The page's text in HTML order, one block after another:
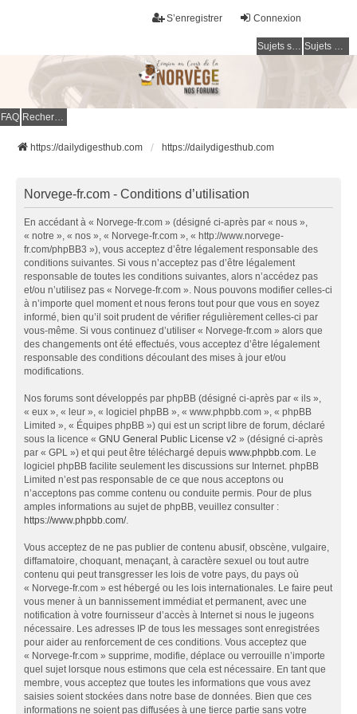
Connexion
S’enregistrer
Sujets sans réponse Sujets actifs
FAQ Rechercher
https://dailydigesthub.com https://dailydigesthub.com
Norvege-fr.com - Conditions d’utilisation
En accédant à « Norvege-fr.com » (désigné ci-après par « nous »,
« notre », « nos », « Norvege-fr.com », « http://www.norvege-
fr.com/phpBB3 »), vous acceptez d’être légalement responsable des
conditions suivantes. Si vous n’acceptez pas d’être légalement
responsable de toutes les conditions suivantes, alors n’accédez pas
et/ou n’utilisez pas « Norvege-fr.com ». Nous pouvons modifier celles-ci
à n’importe quel moment et nous ferons tout pour que vous en soyez
informé, bien qu’il soit prudent de vérifier régulièrement celles-ci par
vous-même. Si vous continuez d’utiliser « Norvege-fr.com » alors que
des changements ont été effectués, vous acceptez d’être légalement
responsable des conditions découlant des mises à jour et/ou
modifications.
Nos forums sont développés par phpBB (désigné ci-après par « ils »,
« eux », « leur », « logiciel phpBB », « www.phpbb.com », « phpBB
Limited », « Équipes phpBB ») qui est un script libre de forum, déclaré
sous la licence « GNU General Public License v2 » (désigné ci-après
par « GPL ») et qui peut être téléchargé depuis www.phpbb.com. Le
logiciel phpBB facilite seulement les discussions sur Internet. phpBB
Limited n’est pas responsable de ce que nous acceptons ou
n’acceptons pas comme contenu ou conduite permis. Pour de plus
amples informations au sujet de phpBB, veuillez consulter :
https://www.phpbb.com/.
Vous acceptez de ne pas publier de contenu abusif, obscène, vulgaire,
diffamatoire, choquant, menaçant, à caractère sexuel ou tout autre
contenu qui peut transgresser les lois de votre pays, du pays où
« Norvege-fr.com » est hébergé ou les lois internationales. Le faire peut
vous mener à un bannissement immédiat et permanent, avec une
notification à votre fournisseur d’accès à Internet si nous le jugeons
nécessaire. Les adresses IP de tous les messages sont enregistrées
pour aider au renforcement de ces conditions. Vous acceptez que
« Norvege-fr.com » supprime, modifie, déplace ou verrouille n’importe
quel sujet lorsque nous estimons que cela est nécessaire. En tant que
membre, vous acceptez que toutes les informations que vous avez
saisies soient stockées dans notre base de données. Bien que ces
informations ne soient pas diffusées à une tierce partie sans votre